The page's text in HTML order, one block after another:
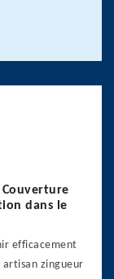
Couverture
dans le
efficacement
artisan zingueur